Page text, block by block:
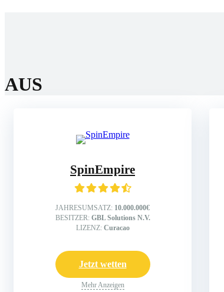
AUS
SpinEmpire
JAHRESUMSATZ: 10.000.000€
BESITZER: GBL Solutions N.V.
LIZENZ: Curacao
Jetzt wetten
Mehr Anzeigen